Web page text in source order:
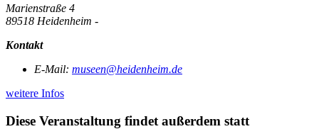
Marienstraße 4
89518 Heidenheim -
Kontakt
E-Mail: museen@heidenheim.de
weitere Infos
Diese Veranstaltung findet außerdem statt